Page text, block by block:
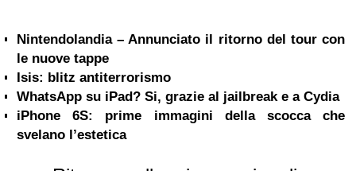
Nintendolandia – Annunciato il ritorno del tour con
le nuove tappe
Isis: blitz antiterrorismo
WhatsApp su iPad? Si, grazie al jailbreak e a Cydia
iPhone 6S: prime immagini della scocca che
svelano l’estetica